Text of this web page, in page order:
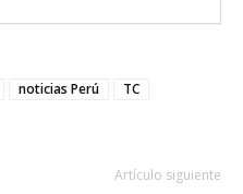
noticias Perú
TC
Artículo siguiente